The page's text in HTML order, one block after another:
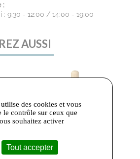
:
: 9:30 - 12:00 / 14:00 - 19:00
AUSSI
des cookies et vous
le contrôle sur ceux que
souhaitez activer
Tout accepter